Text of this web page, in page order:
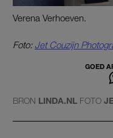
Verena Verhoeven.
Foto: Jet Couzijn
GOED
BRON LINDA.NL FOTO